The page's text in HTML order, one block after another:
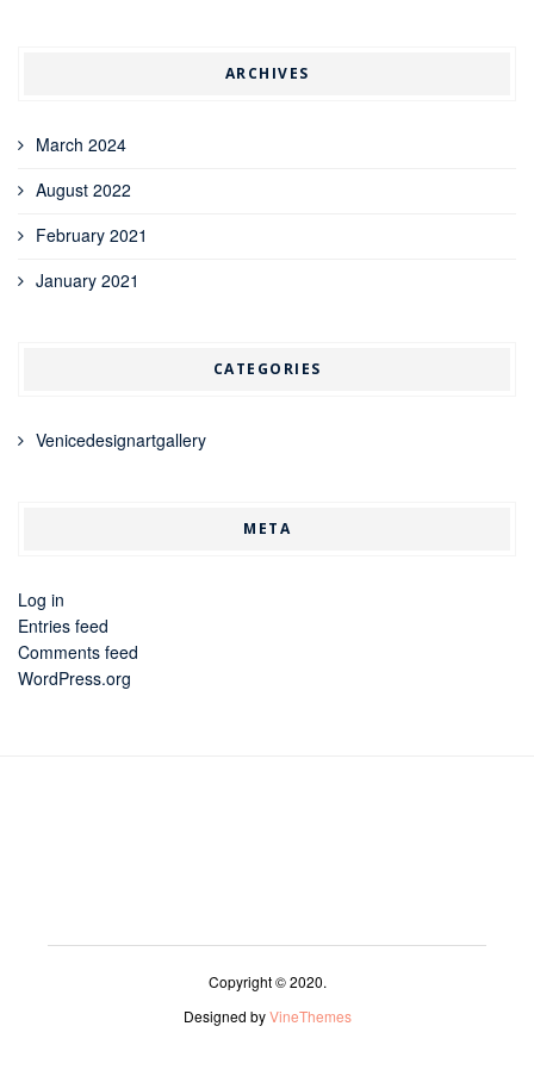
ARCHIVES
March 2024
August 2022
February 2021
January 2021
CATEGORIES
Venicedesignartgallery
META
Log in
Entries feed
Comments feed
WordPress.org
Copyright © 2020.
Designed byVineThemes